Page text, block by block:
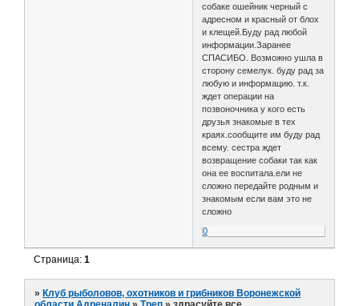
собаке ошейник черный с
адресном и красный от блох
и клещей.Буду рад любой
информации.Заранее
СПАСИБО. Возможно ушла в
сторону семелук. буду рад за
любую и информацию. т.к.
ждет операции на
позвоночника у кого есть
друзья знакомые в тех
краях.сообщите им буду рад
всему. сестра ждет
возвращение собаки так как
она ее воспитала.ели не
сложно передайте родным и
знакомым если вам это не
сложно
0
Страница:1
» Клуб рыболовов, охотников и грибников Воронежской